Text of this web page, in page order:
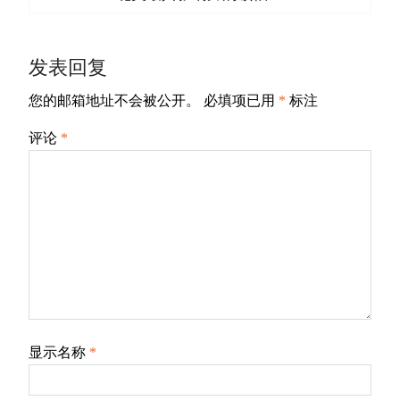
发表回复
您的邮箱地址不会被公开。 必填项已用 * 标注
评论 *
显示名称 *